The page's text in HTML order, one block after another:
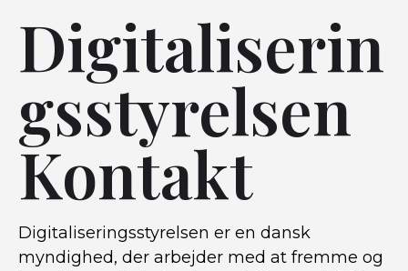
Digitaliserin
gsstyrelsen
Kontakt
Digitaliseringsstyrelsen er en dansk
myndighed, der arbejder med at fremme og